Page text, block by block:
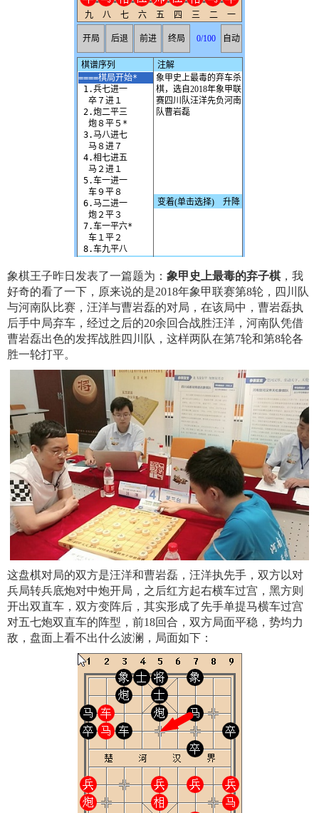
象棋王子昨日发表了一篇题为： 象甲史上最毒的弃子棋 ，我
好奇的看了一下，原来说的是2018年象甲联赛第8轮，四川队
与河南队比赛，汪洋与曹岩磊的对局，在该局中，曹岩磊执
后手中局弃车，经过之后的20余回合战胜汪洋，河南队凭借
曹岩磊出色的发挥战胜四川队，这样两队在第7轮和第8轮各
胜一轮打平。
这盘棋对局的双方是汪洋和曹岩磊，汪洋执先手，双方以对
兵局转兵底炮对中炮开局，之后红方起右横车过宫，黑方则
开出双直车，双方变阵后，其实形成了先手单提马横车过宫
对五七炮双直车的阵型，前18回合，双方局面平稳，势均力
敌，盘面上看不出什么波澜，局面如下：